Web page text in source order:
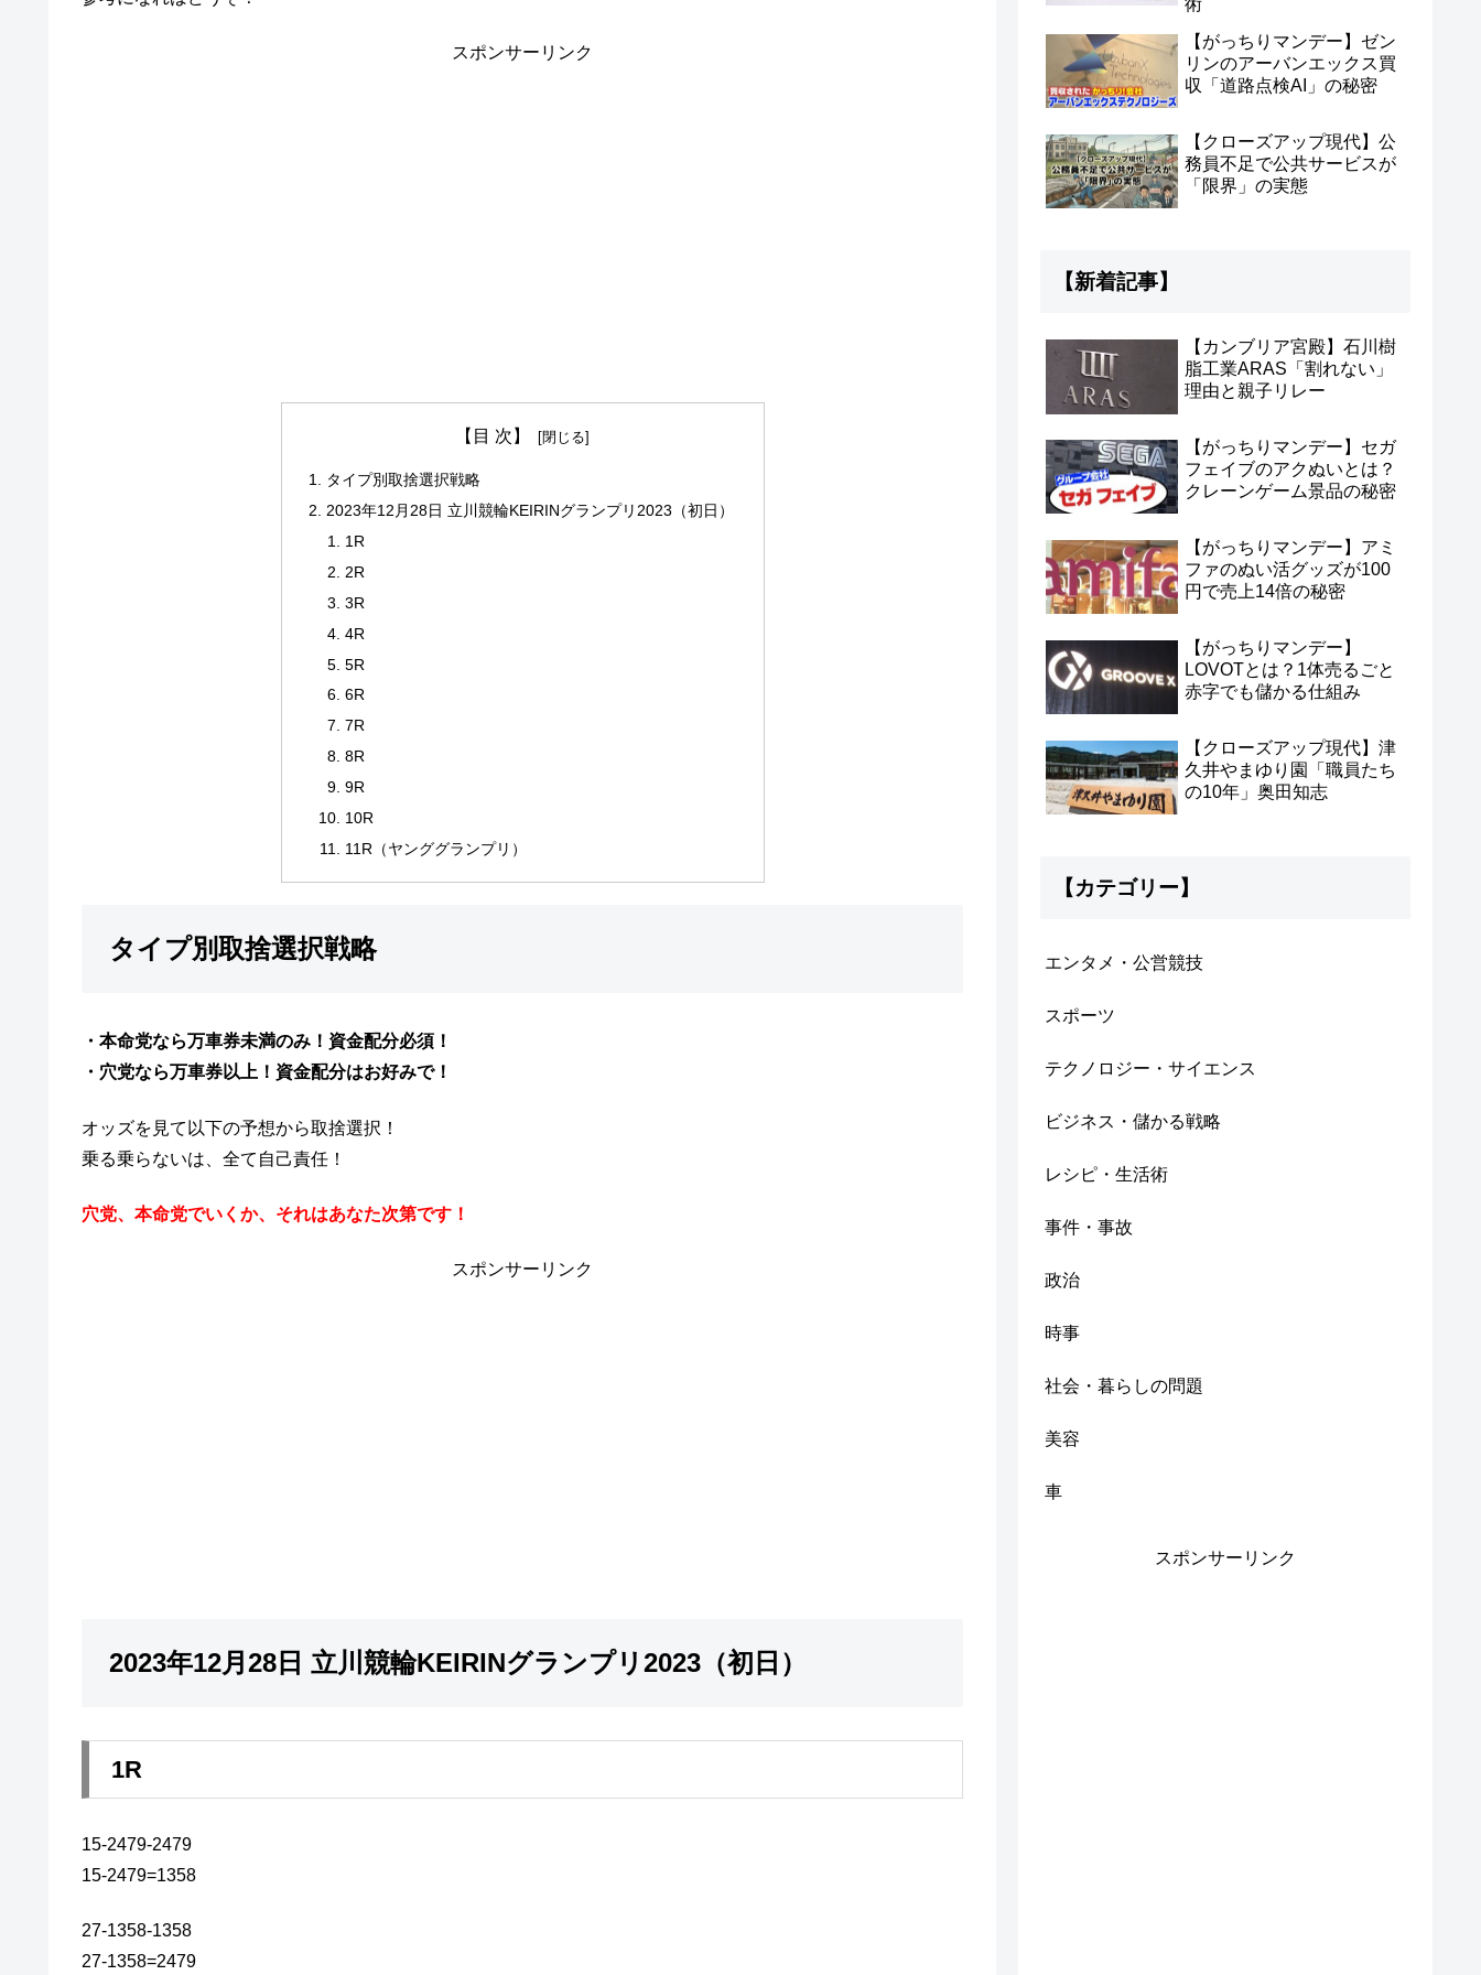
スポンサーリンク
【目 次】
タイプ別取捨選択戦略
2023年12月28日 立川競輪KEIRINグランプリ2023（初日）
1R
2R
3R
4R
5R
6R
7R
8R
9R
10R
11R（ヤンググランプリ）
タイプ別取捨選択戦略
・本命党なら万車券未満のみ！資金配分必須！
・穴党なら万車券以上！資金配分はお好みで！
オッズを見て以下の予想から取捨選択！
乗る乗らないは、全て自己責任！
穴党、本命党でいくか、それはあなた次第です！
スポンサーリンク
2023年12月28日 立川競輪KEIRINグランプリ2023（初日）
1R
15-2479-2479
15-2479=1358
27-1358-1358
27-1358=2479
【がっちりマンデー】ゼン
リンのアーバンエックス買
収「道路点検AI」の秘密
【クローズアップ現代】公
務員不足で公共サービスが
「限界」の実態
【新着記事】
【カンブリア宮殿】石川樹
脂工業ARAS「割れない」
理由と親子リレー
【がっちりマンデー】セガ
フェイブのアクぬいとは？
クレーンゲーム景品の秘密
【がっちりマンデー】アミ
ファのぬい活グッズが100
円で売上14倍の秘密
【がっちりマンデー】
LOVOTとは？1体売るごと
赤字でも儲かる仕組み
【クローズアップ現代】津
久井やまゆり園「職員たち
の10年」奥田知志
【カテゴリー】
エンタメ・公営競技
スポーツ
テクノロジー・サイエンス
ビジネス・儲かる戦略
レシピ・生活術
事件・事故
政治
時事
社会・暮らしの問題
美容
車
スポンサーリンク